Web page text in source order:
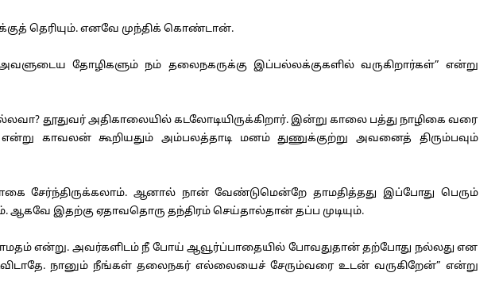
தெரியும். எனவே முந்திக் கொண்டான்.
தோழிகளும் நம் தலைநகருக்கு இப்பல்லக்குகளில் வருகிறார்கள்” என்று
தூதுவர் அதிகாலையில் கடலோடியிருக்கிறார். இன்று காலை பத்து நாழிகை வரை
என்று காவலன் கூறியதும் அம்பலத்தாடி மனம் துணுக்குற்று அவனைத் திரும்பவும்
சேர்ந்திருக்கலாம். ஆனால் நான் வேண்டுமென்றே தாமதித்தது இப்போது பெரும்
இதற்கு ஏதாவதொரு தந்திரம் செய்தால்தான் தப்ப முடியும்.
என்று. அவர்களிடம் நீ போய் ஆவூர்ப்பாதையில் போவதுதான் தற்போது நல்லது என
நானும் நீங்கள் தலைநகர் எல்லையைச் சேரும்வரை உடன் வருகிறேன்” என்று